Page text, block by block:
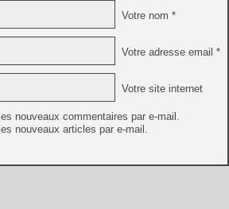
Votre nom *
Votre adresse email *
Votre site internet
nouveaux commentaires par e-mail.
nouveaux articles par e-mail.